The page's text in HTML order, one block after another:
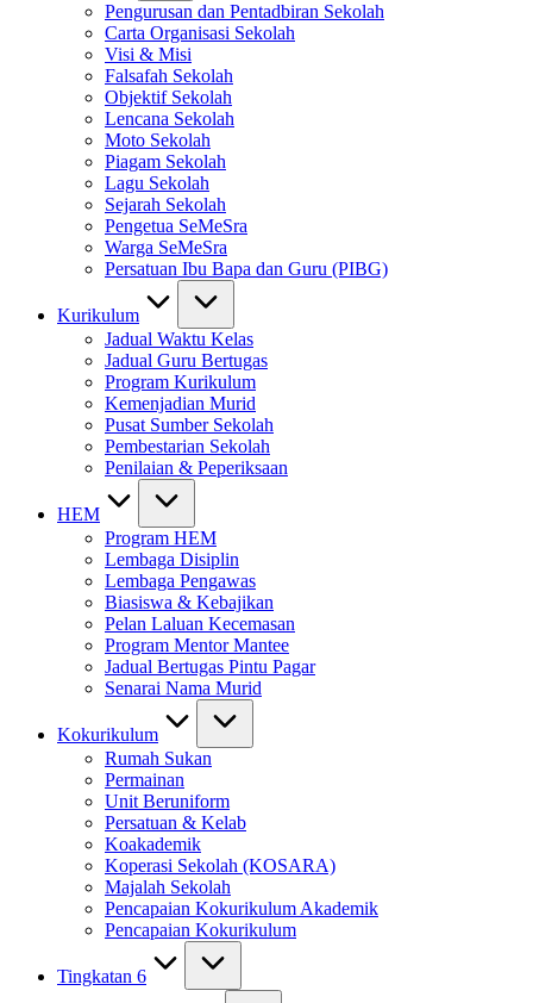
Pengurusan dan Pentadbiran Sekolah
Carta Organisasi Sekolah
Visi & Misi
Falsafah Sekolah
Objektif Sekolah
Lencana Sekolah
Moto Sekolah
Piagam Sekolah
Lagu Sekolah
Sejarah Sekolah
Pengetua SeMeSra
Warga SeMeSra
Persatuan Ibu Bapa dan Guru (PIBG)
Kurikulum
Jadual Waktu Kelas
Jadual Guru Bertugas
Program Kurikulum
Kemenjadian Murid
Pusat Sumber Sekolah
Pembestarian Sekolah
Penilaian & Peperiksaan
HEM
Program HEM
Lembaga Disiplin
Lembaga Pengawas
Biasiswa & Kebajikan
Pelan Laluan Kecemasan
Program Mentor Mantee
Jadual Bertugas Pintu Pagar
Senarai Nama Murid
Kokurikulum
Rumah Sukan
Permainan
Unit Beruniform
Persatuan & Kelab
Koakademik
Koperasi Sekolah (KOSARA)
Majalah Sekolah
Pencapaian Kokurikulum Akademik
Pencapaian Kokurikulum
Tingkatan 6